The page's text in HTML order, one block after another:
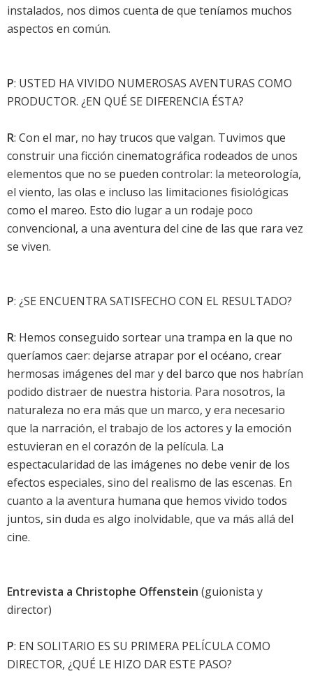
instalados, nos dimos cuenta de que teníamos muchos
aspectos en común.
P: USTED HA VIVIDO NUMEROSAS AVENTURAS COMO
PRODUCTOR. ¿EN QUÉ SE DIFERENCIA ÉSTA?
R: Con el mar, no hay trucos que valgan. Tuvimos que
construir una ficción cinematográfica rodeados de unos
elementos que no se pueden controlar: la meteorología,
el viento, las olas e incluso las limitaciones fisiológicas
como el mareo. Esto dio lugar a un rodaje poco
convencional, a una aventura del cine de las que rara vez
se viven.
P: ¿SE ENCUENTRA SATISFECHO CON EL RESULTADO?
R: Hemos conseguido sortear una trampa en la que no
queríamos caer: dejarse atrapar por el océano, crear
hermosas imágenes del mar y del barco que nos habrían
podido distraer de nuestra historia. Para nosotros, la
naturaleza no era más que un marco, y era necesario
que la narración, el trabajo de los actores y la emoción
estuvieran en el corazón de la película. La
espectacularidad de las imágenes no debe venir de los
efectos especiales, sino del realismo de las escenas. En
cuanto a la aventura humana que hemos vivido todos
juntos, sin duda es algo inolvidable, que va más allá del
cine.
Entrevista a Christophe Offenstein (guionista y
director)
P: EN SOLITARIO ES SU PRIMERA PELÍCULA COMO
DIRECTOR, ¿QUÉ LE HIZO DAR ESTE PASO?